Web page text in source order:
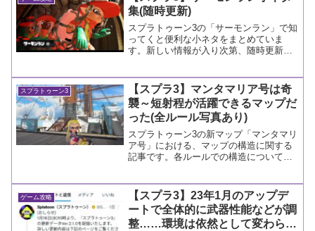
集(随時更新)
スプラトゥーン3の「サーモンラン」で知
ってくと便利な小ネタをまとめていま
す。新しい情報が入り次第、随時更新し
スプラトゥーン3
【スプラ3】マンタマリア号は奇
襲～短射程が活躍できるマップだ
った(全ルール写真あり)
スプラトゥーン3の新マップ「マンタマリ
ア号」における、マップの構造に関する
記事です。各ルールでの構造について
ゲーム攻略
【スプラ3】23年1月のアップデ
ートで全体的に武器性能などが調
整……環境は依然として変わらな